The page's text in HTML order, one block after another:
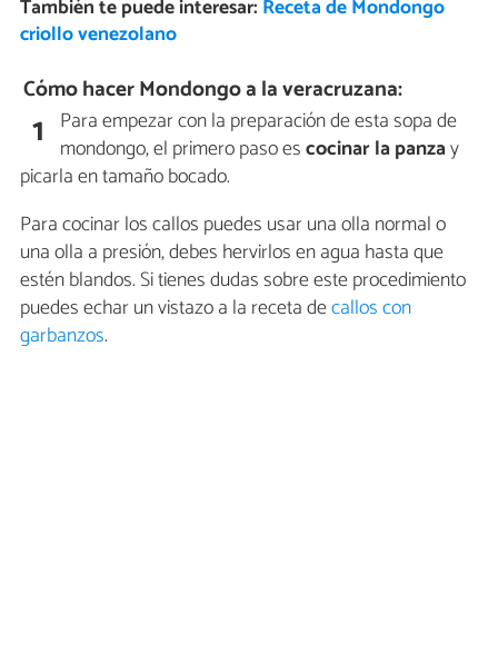
También te puede interesar: Receta de Mondongo
criollo venezolano
Cómo hacer Mondongo a la veracruzana:
1 Para empezar con la preparación de esta sopa de
mondongo, el primero paso escocinar la panzay
picarla en tamaño bocado.
Para cocinar los callos puedes usar una olla normal o
una olla a presión, debes hervirlos en agua hasta que
estén blandos. Si tienes dudas sobre este procedimiento
puedes echar un vistazo a la receta decallos con
garbanzos.